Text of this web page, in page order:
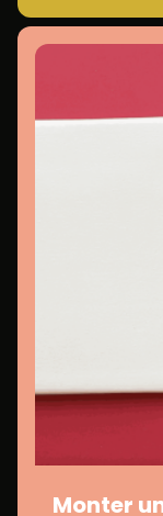
Monter